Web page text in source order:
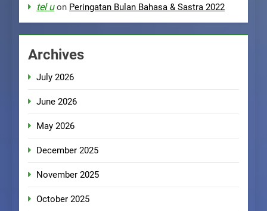
tel uon Peringatan Bulan Bahasa & Sastra 2022
Archives
July 2026
June 2026
May 2026
December 2025
November 2025
October 2025